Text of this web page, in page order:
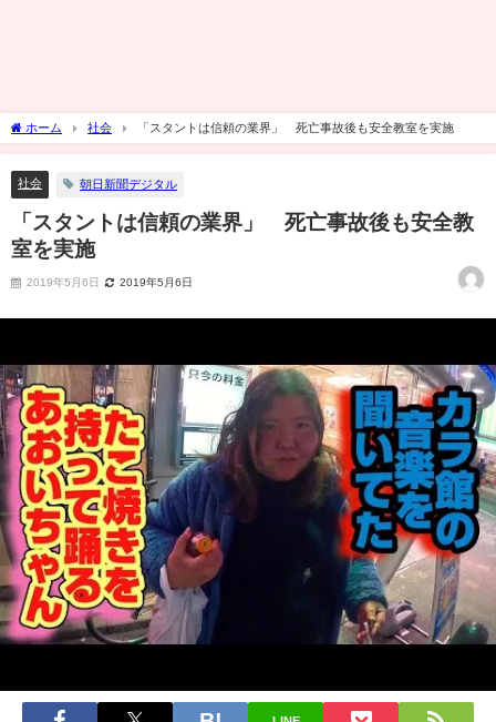
ホーム 社会 「スタントは信頼の業界」 死亡事故後も安全教室を実施
社会 朝日新聞デジタル
「スタントは信頼の業界」 死亡事故後も安全教
室を実施
2019年5月6日 2019年5月6日